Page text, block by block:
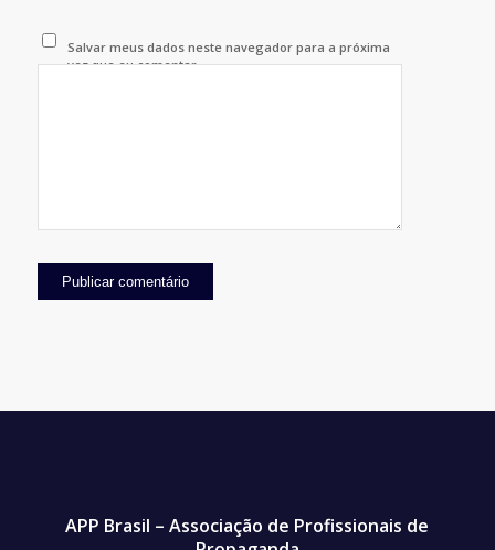
Salvar meus dados neste navegador para a próxima
vez que eu comentar.
APP Brasil – Associação de Profissionais de